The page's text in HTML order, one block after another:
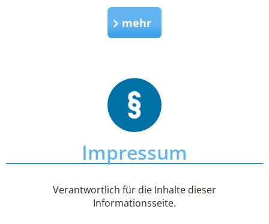
mehr
Impressum
Verantwortlich für die Inhalte dieser
Informationsseite.